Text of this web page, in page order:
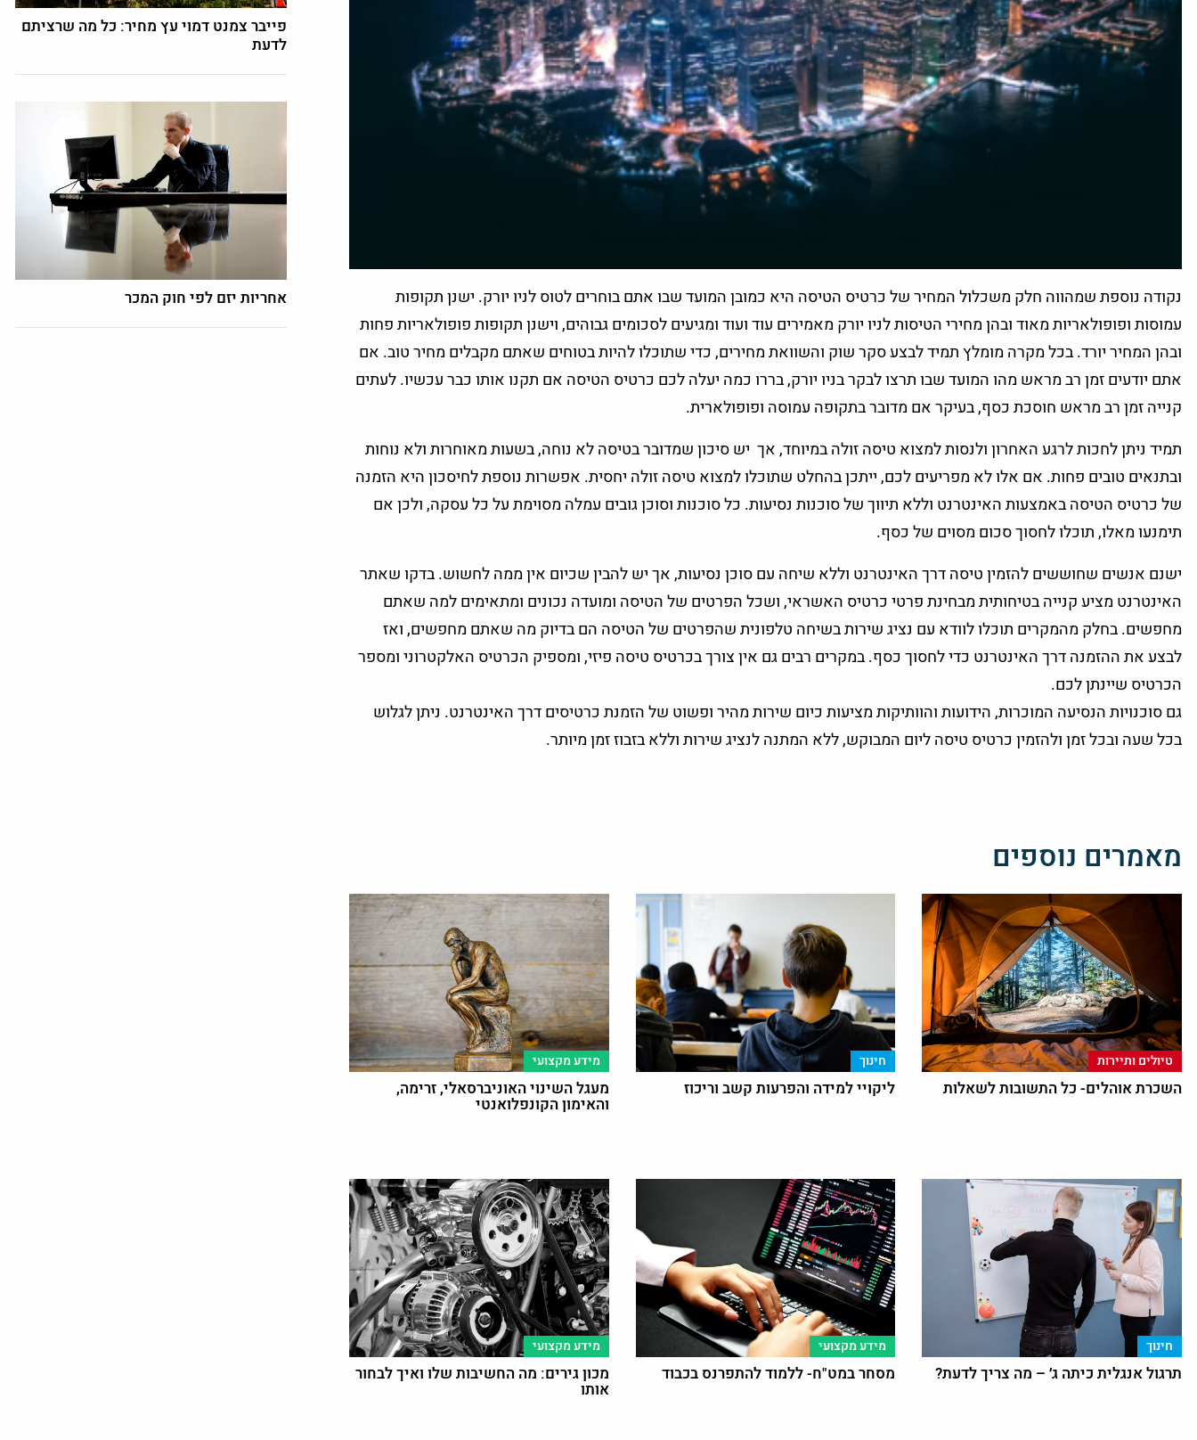
נקודה נוספת שמהווה חלק משכלול המחיר של כרטיס הטיסה היא כמובן המועד שבו אתם בוחרים לטוס לניו יורק. ישנן תקופות
עמוסות ופופולאריות מאוד ובהן מחירי הטיסות לניו יורק מאמירים עוד ועוד ומגיעים לסכומים גבוהים, וישנן תקופות פופולאריות פחות
ובהן המחיר יורד. בכל מקרה מומלץ תמיד לבצע סקר שוק והשוואת מחירים, כדי שתוכלו להיות בטוחים שאתם מקבלים מחיר טוב. אם
אתם יודעים זמן רב מראש מהו המועד שבו תרצו לבקר בניו יורק, בררו כמה יעלה לכם כרטיס הטיסה אם תקנו אותו כבר עכשיו. לעתים
קנייה זמן רב מראש חוסכת כסף, בעיקר אם מדובר בתקופה עמוסה ופופולארית.
תמיד ניתן לחכות לרגע האחרון ולנסות למצוא טיסה זולה במיוחד, אך יש סיכון שמדובר בטיסה לא נוחה, בשעות מאוחרות ולא נוחות
ובתנאים טובים פחות. אם אלו לא מפריעים לכם, ייתכן בהחלט שתוכלו למצוא טיסה זולה יחסית. אפשרות נוספת לחיסכון היא הזמנה
של כרטיס הטיסה באמצעות האינטרנט וללא תיווך של סוכנות נסיעות. כל סוכנות וסוכן גובים עמלה מסוימת על כל עסקה, ולכן אם
תימנעו מאלו, תוכלו לחסוך סכום מסוים של כסף.
ישנם אנשים שחוששים להזמין טיסה דרך האינטרנט וללא שיחה עם סוכן נסיעות, אך יש להבין שכיום אין ממה לחשוש. בדקו שאתר
האינטרנט מציע קנייה בטיחותית מבחינת פרטי כרטיס האשראי, ושכל הפרטים של הטיסה ומועדה נכונים ומתאימים למה שאתם
מחפשים. בחלק מהמקרים תוכלו לוודא עם נציג שירות בשיחה טלפונית שהפרטים של הטיסה הם בדיוק מה שאתם מחפשים, ואז
לבצע את ההזמנה דרך האינטרנט כדי לחסוך כסף. במקרים רבים גם אין צורך בכרטיס טיסה פיזי, ומספיק הכרטיס האלקטרוני ומספר
הכרטיס שיינתן לכם.
גם סוכנויות הנסיעה המוכרות, הידועות והוותיקות מציעות כיום שירות מהיר ופשוט של הזמנת כרטיסים דרך האינטרנט. ניתן לגלוש
בכל שעה ובכל זמן ולהזמין כרטיס טיסה ליום המבוקש, ללא המתנה לנציג שירות וללא בזבוז זמן מיותר.
מאמרים נוספים
טיולים ותיירות
השכרת אוהלים- כל התשובות לשאלות
חינוך
ליקויי למידה והפרעות קשב וריכוז
מידע מקצועי
מעגל השינוי האוניברסאלי, זרימה,
והאימון הקונפלואנטי
חינוך
תרגול אנגלית כיתה ג׳ – מה צריך לדעת?
מידע מקצועי
מסחר במט"ח- ללמוד להתפרנס בכבוד
מידע מקצועי
מכון גירים: מה החשיבות שלו ואיך לבחור
אותו
פייבר צמנט דמוי עץ מחיר: כל מה שרציתם
לדעת
אחריות יזם לפי חוק המכר